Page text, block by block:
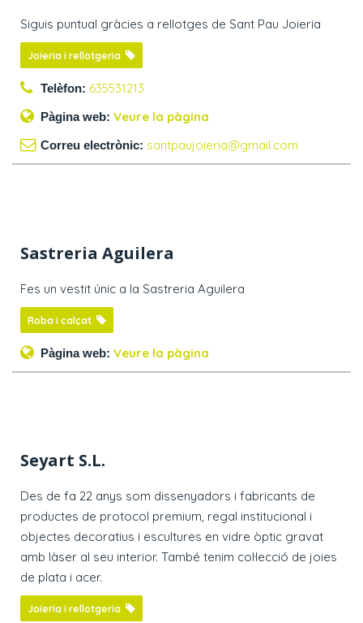
Siguis puntual gràcies a rellotges de Sant Pau Joieria
Joieria i rellotgeria
Telèfon: 635531213
Pàgina web: Veure la pàgina
Correu electrònic: santpaujoieria@gmail.com
Sastreria Aguilera
Fes un vestit únic a la Sastreria Aguilera
Roba i calçat
Pàgina web: Veure la pàgina
Seyart S.L.
Des de fa 22 anys som dissenyadors i fabricants de
productes de protocol premium, regal institucional i
objectes decoratius i escultures en vidre òptic gravat
amb làser al seu interior. També tenim col·lecció de joies
de plata i acer.
Joieria i rellotgeria